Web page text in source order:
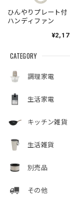
CATEGORY
調理家電
生活家電
キッチン雑貨
生活雑貨
別売品
その他
ひんやりプレート付
ハンディファン